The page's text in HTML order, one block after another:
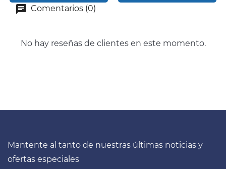
Comentarios (0)
No hay reseñas de clientes en este momento.
Mantente al tanto de nuestras últimas noticias y
ofertas especiales